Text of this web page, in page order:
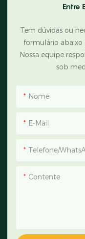
Entre
Tem dúvidas ou
formulário
Nossa equipe
sob
Nome
E-Mail
Telefone/
Contente